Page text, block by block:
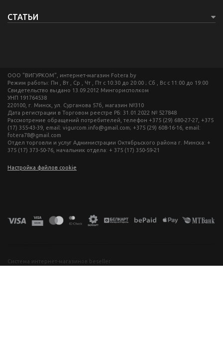
СТАТЬИ
ООО "ВИГУРКОМ", интернет-магазин Fotera.by
Режим работы: Пн , Вт , Ср , Чт , Пт c 10:30 до 20:00 ; Сб , Вс c 11:00 до 19:00
Свидетельство выдано 13.09.2012 Мингорисполком
УНП 191764538
220100, г. Минск, ул. Сурганова 57б, магазин №310
Дата регистрации в Торговом реестре РБ: 31.01.2022 № 527848
Рассмотрение обращений потребителей, телефон +375 (29) 680-27-27, +375
(17) 355-43-39, email: vigurcom.info@gmail.com; +375 (29) 608-16-16, email:
fotera78@gmail.com
Отдел торговли и услуг Администрации Октябрьского района г. Минска: +
375 (17) 373-50-76, начальник отдела: + 375 (17) 350-59-21
Настройка файлов cookie
Система интернет-магазинов beseller